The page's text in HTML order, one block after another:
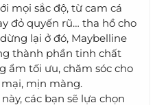
mọi sắc độ, từ cam cá
đỏ quyến rũ… tha hồ cho
lại ở đó, Maybelline
thành phần tinh chất
ẩm tối ưu, chăm sóc cho
mịn màng.
các bạn sẽ lựa chọn